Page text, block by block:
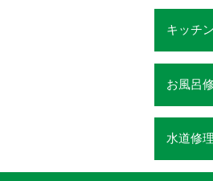
キッチ
お風呂
水道修